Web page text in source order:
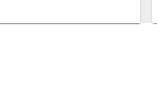
& BAR
choix de spécialités